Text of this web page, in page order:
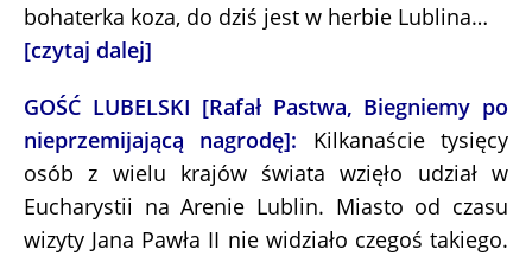
bohaterka koza, do dziś jest w herbie Lublina…
[czytaj dalej]
GOŚĆ LUBELSKI [Rafał Pastwa, Biegniemy po
nieprzemijającą nagrodę]: Kilkanaście tysięcy
osób z wielu krajów świata wzięło udział w
Eucharystii na Arenie Lublin. Miasto od czasu
wizyty Jana Pawła II nie widziało czegoś takiego.